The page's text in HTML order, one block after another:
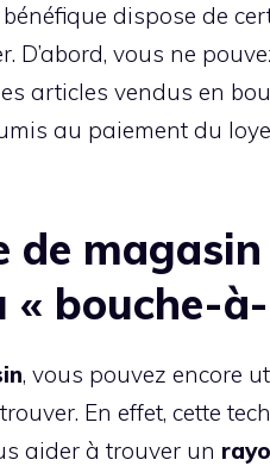
dispose de
D’abord, vous ne
articles vendus en
au paiement du
de magasin
bouche-
, vous pouvez encore
En effet, cette
aider à trouver un